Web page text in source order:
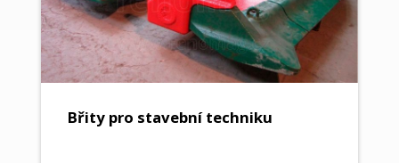
Břity pro stavební techniku